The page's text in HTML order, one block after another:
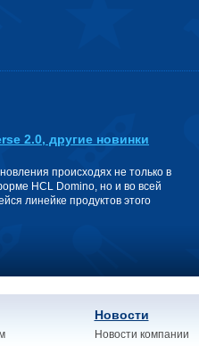
2.0, другие новинки
происходях не только в
HCL Domino, но и во всей
линейке продуктов этого
Новости
Новости компании